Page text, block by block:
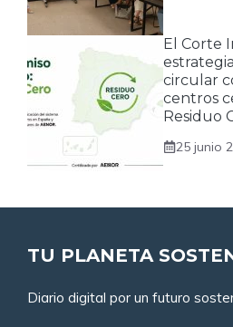
El Corte
circular
centros
Residuo
25 junio
TU PLANETA
Diario digital por un futuro